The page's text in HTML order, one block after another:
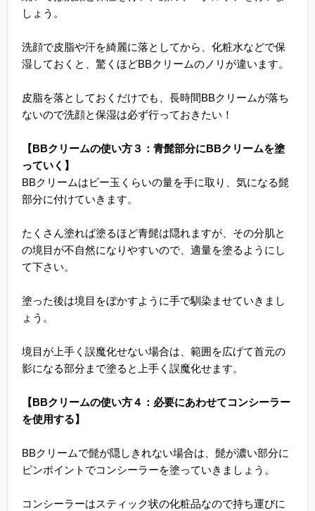
しょう。
洗顔で皮脂や汗を綺麗に落としてから、化粧水などで保
湿しておくと、驚くほどBBクリームのノリが違います。
皮脂を落としておくだけでも、長時間BBクリームが落ち
ないので洗顔と保湿は必ず行っておきたい！
【BBクリームの使い方３：青髭部分にBBクリームを塗
っていく】
BBクリームはビー玉くらいの量を手に取り、気になる髭
部分に付けていきます。
たくさん塗れば塗るほど青髭は隠れますが、その分肌と
の境目が不自然になりやすいので、適量を塗るようにし
て下さい。
塗った後は境目をぼかすように手で馴染ませていきまし
ょう。
境目が上手く誤魔化せない場合は、範囲を広げて首元の
影になる部分まで塗ると上手く誤魔化せます。
【BBクリームの使い方４：必要にあわせてコンシーラー
を使用する】
BBクリームで髭が隠しきれない場合は、髭が濃い部分に
ピンポイントでコンシーラーを塗っていきましょう。
コンシーラーはスティック状の化粧品なので持ち運びに